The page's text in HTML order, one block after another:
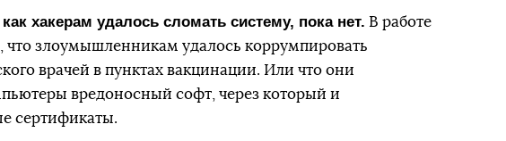
хакерам удалось сломать систему, пока нет. В работе
что злоумышленникам удалось коррумпировать
врачей в пунктах вакцинации. Или что они
вредоносный софт, через который и
сертификаты.